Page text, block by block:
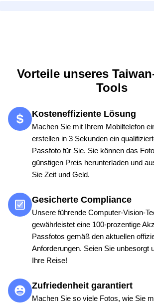
Vorteile unseres
Tools
Kosteneffiziente Lösung
Machen Sie mit Ihrem Mobiltelefon
erstellen in 3 Sekunden ein
Passfoto für Sie. Sie können das
günstigen Preis herunterladen und
Sie Zeit und Geld.
Gesicherte Compliance
Unsere führende Computer-Vision-
gewährleistet eine 100-prozentige
Passfotos gemäß den aktuellen
Anforderungen. Seien Sie unbesorgt
Ihre Reise!
Zufriedenheit garantiert
Machen Sie so viele Fotos, wie Sie